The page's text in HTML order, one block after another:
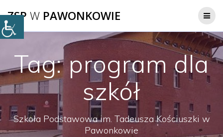
do
ZSP W PAWONKOWIE
Tag:program dla
szkół
Szkoła Podstawowa im. Tadeusza Kościuszki w
Pawonkowie